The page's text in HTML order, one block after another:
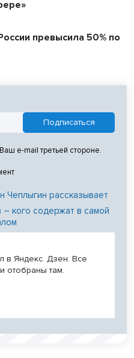
превысила 50% по
e-mail третьей стороне.
Чеплыгин рассказывает
– кого содержат в самой
в Яндекс. Дзен. Все
отобраны там.